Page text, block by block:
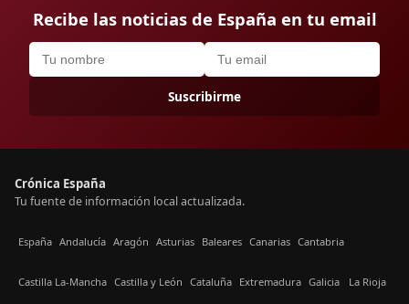
Recibe las noticias de España en tu email
Suscribirme
Crónica España
Tu fuente de información local actualizada.
España Andalucía Aragón Asturias Baleares Canarias Cantabria
Castilla La-Mancha Castilla y León Cataluña Extremadura Galicia La Rioja